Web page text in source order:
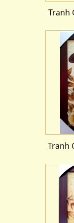
Tranh
Tranh